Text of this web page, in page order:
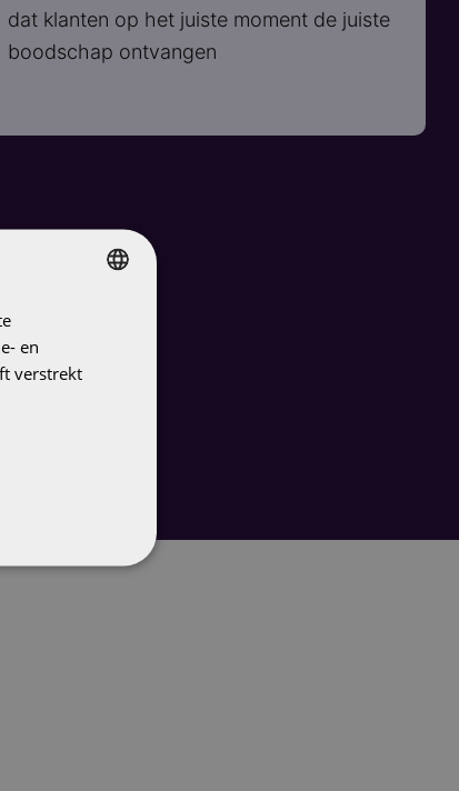
dat klanten op het juiste moment de juiste
boodschap ontvangen
en
verstrekt